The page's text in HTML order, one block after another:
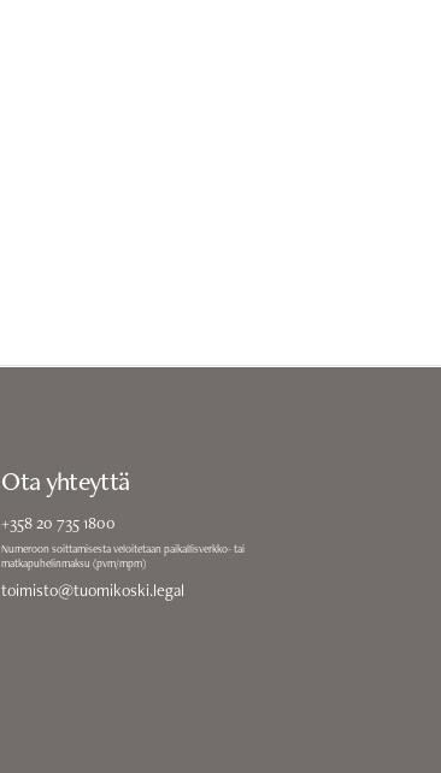
Ota yhteyttä
+358 20 735 1800
Numeroon soittamisesta veloitetaan paikallisverkko- tai
matkapuhelinmaksu (pvm/mpm)
toimisto@tuomikoski.legal